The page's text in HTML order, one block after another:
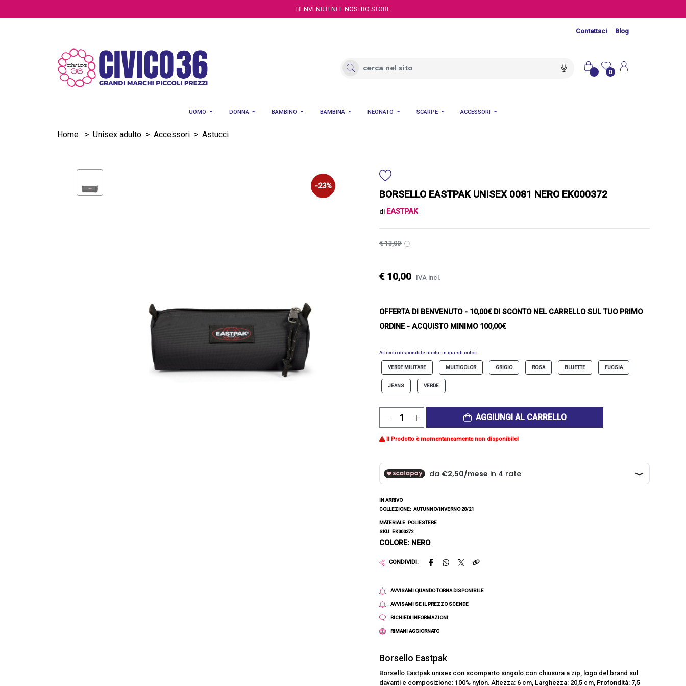
BENVENUTI NEL NOSTRO STORE
Contattaci Blog
0
UOMO DONNA BAMBINO BAMBINA NEONATO SCARPE ACCESSORI
Home > Unisex adulto > Accessori > Astucci
-23%
BORSELLO EASTPAK UNISEX 0081 NERO EK000372
di EASTPAK
€ 13,00
€ 10,00 IVA incl.
OFFERTA DI BENVENUTO- 10,00€ DI SCONTO NEL CARRELLO SUL TUO PRIMO
ORDINE - ACQUISTO MINIMO 100,00€
Articolo disponibile anche in questi colori:
VERDE MILITARE MULTICOLOR GRIGIO ROSA BLUETTE FUCSIA
JEANS VERDE
AGGIUNGI AL CARRELLO
Il Prodotto è momentaneamente non disponibile!
IN ARRIVO
COLLEZIONE: AUTUNNO/INVERNO 20/21
MATERIALE: POLIESTERE
SKU: EK000372
COLORE: NERO
CONDIVIDI:
AVVISAMI QUANDO TORNA DISPONIBILE
AVVISAMI SE IL PREZZO SCENDE
RICHIEDI INFORMAZIONI
RIMANI AGGIORNATO
Borsello Eastpak
Borsello Eastpak unisex con scomparto singolo con chiusura a zip, logo del brand sul
davanti e composizione: 100% nylon. Altezza: 6 cm, Larghezza: 20,5 cm, Profondità: 7,5